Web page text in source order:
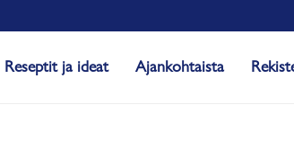
Reseptit ja ideat Ajankohtaista